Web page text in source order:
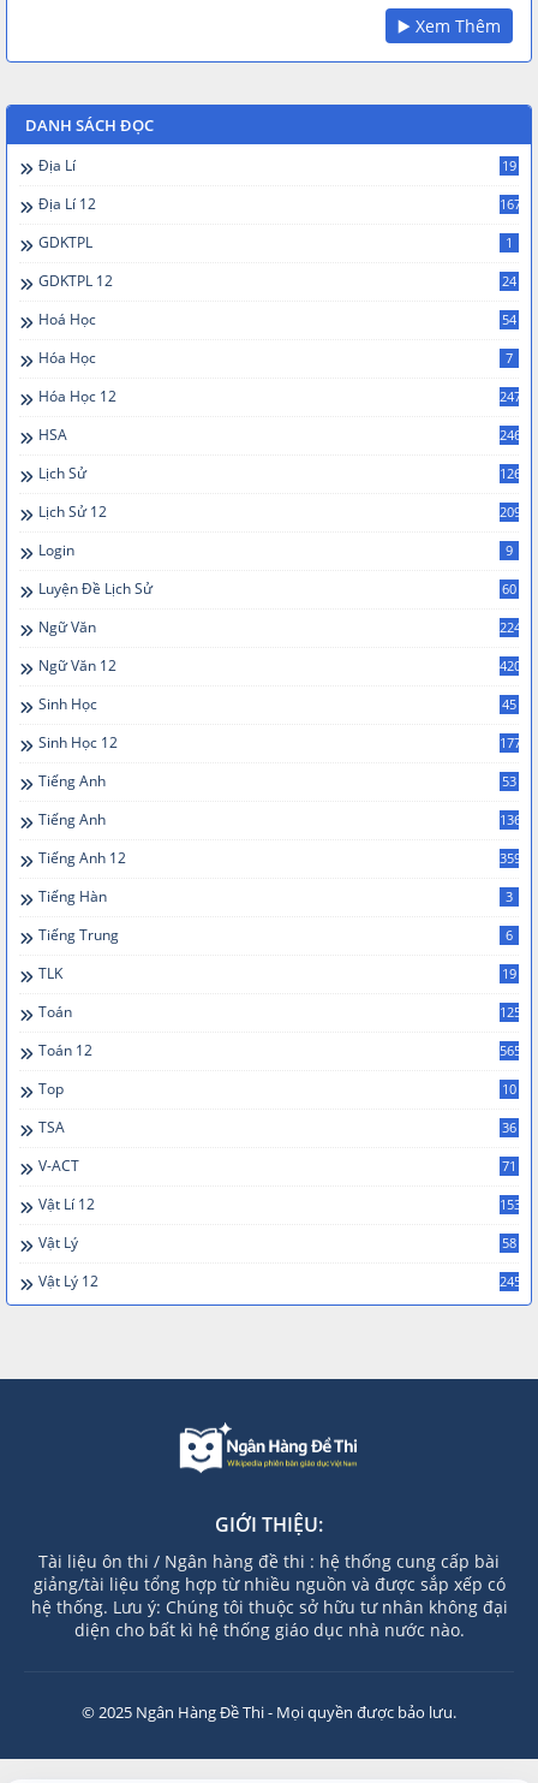
▶️ Xem Thêm
DANH SÁCH ĐỌC
Địa Lí 19
Địa Lí 12 167
GDKTPL 1
GDKTPL 12 24
Hoá Học 54
Hóa Học 7
Hóa Học 12 247
HSA 246
Lịch Sử 126
Lịch Sử 12 209
Login 9
Luyện Đề Lịch Sử 60
Ngữ Văn 224
Ngữ Văn 12 420
Sinh Học 45
Sinh Học 12 177
Tiếng Anh 53
Tiếng Anh 136
Tiếng Anh 12 359
Tiếng Hàn 3
Tiếng Trung 6
TLK 19
Toán 125
Toán 12 565
Top 10
TSA 36
V-ACT 71
Vật Lí 12 153
Vật Lý 58
Vật Lý 12 245
GIỚI THIỆU:
Tài liệu ôn thi / Ngân hàng đề thi : hệ thống cung cấp bài
giảng/tài liệu tổng hợp từ nhiều nguồn và được sắp xếp có
hệ thống. Lưu ý: Chúng tôi thuộc sở hữu tư nhân không đại
diện cho bất kì hệ thống giáo dục nhà nước nào.
© 2025 Ngân Hàng Đề Thi - Mọi quyền được bảo lưu.